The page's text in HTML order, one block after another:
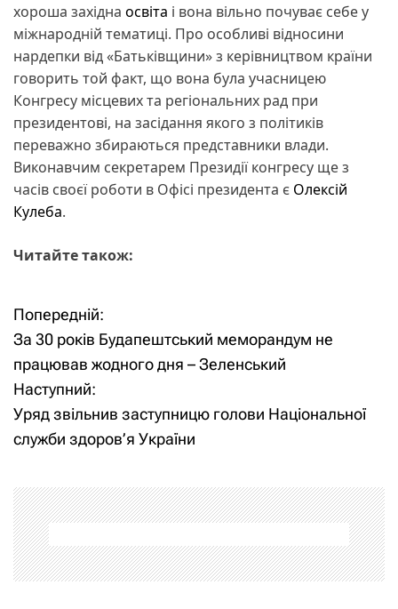
хороша західна освіта і вона вільно почуває себе у
міжнародній тематиці. Про особливі відносини
нардепки від «Батьківщини» з керівництвом країни
говорить той факт, що вона була учасницею
Конгресу місцевих та регіональних рад при
президентові, на засідання якого з політиків
переважно збираються представники влади.
Виконавчим секретарем Президії конгресу ще з
часів своєї роботи в Офісі президента є Олексій
Кулеба.
Читайте також:
Н
а
в
і
а
ц
і
Попередній:
За 30 років Будапештський меморандум не
працював жодного дня – Зеленський
Наступний:
Уряд звільнив заступницю голови Національної
служби здоров’я України